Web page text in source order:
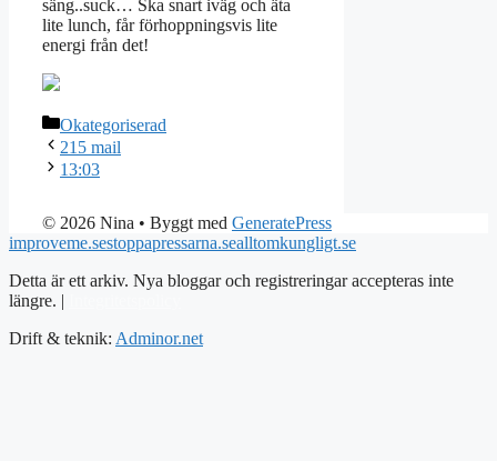
säng..suck… Ska snart iväg och äta
lite lunch, får förhoppningsvis lite
energi från det!
Kategorier
Okategoriserad
215 mail
13:03
© 2026 Nina • Byggt med GeneratePress
improveme.sestoppapressarna.sealltomkungligt.se
Detta är ett arkiv. Nya bloggar och registreringar accepteras inte
längre. |
Drift & teknik: Adminor.net